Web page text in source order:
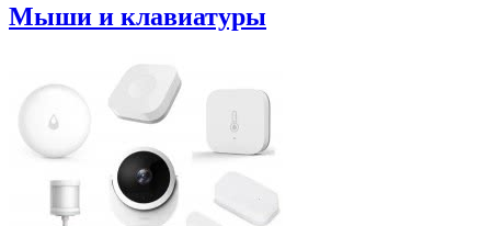
Мыши и клавиатуры